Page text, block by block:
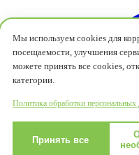
Мы используем cookies для
посещаемости, улучшения
можете принять все cookies,
категории.
Политика обработки
Принять все